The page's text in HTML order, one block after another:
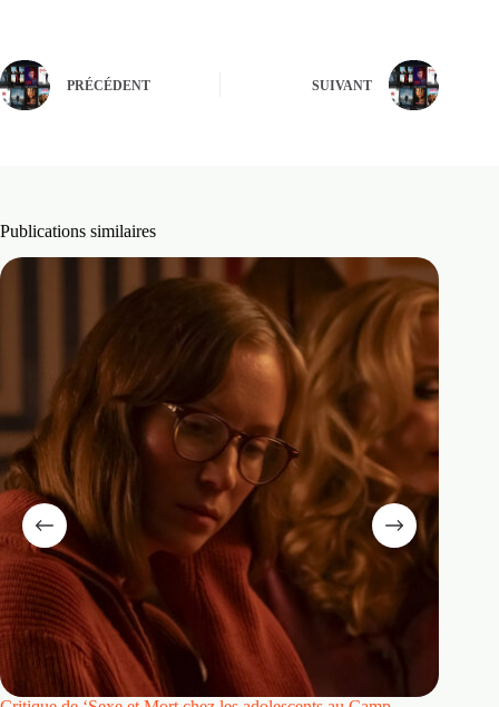
PRÉCÉDENT SUIVANT
Publications similaires